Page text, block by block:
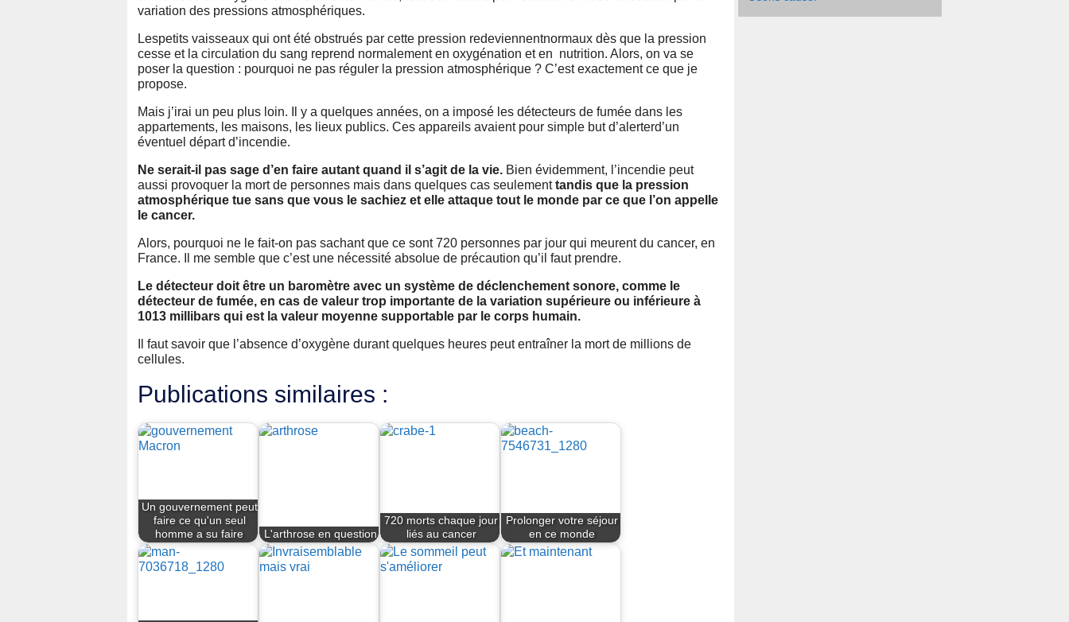
variation des pressions atmosphériques.
Lespetits vaisseaux qui ont été obstrués par cette pression redeviennentnormaux dès que la pression
cesse et la circulation du sang reprend normalement en oxygénation et en nutrition. Alors, on va se
poser la question : pourquoi ne pas réguler la pression atmosphérique ? C’est exactement ce que je
propose.
Mais j’irai un peu plus loin. Il y a quelques années, on a imposé les détecteurs de fumée dans les
appartements, les maisons, les lieux publics. Ces appareils avaient pour simple but d’alerterd’un
éventuel départ d’incendie.
Ne serait-il pas sage d’en faire autant quand il s’agit de la vie. Bien évidemment, l’incendie peut
aussi provoquer la mort de personnes mais dans quelques cas seulementtandis que la pression
atmosphérique tue sans que vous le sachiez et elle attaque tout le monde par ce que l’on appelle
le cancer.
Alors, pourquoi ne le fait-on pas sachant que ce sont 720 personnes par jour qui meurent du cancer, en
France. Il me semble que c’est une nécessité absolue de précaution qu’il faut prendre.
Le détecteur doit être un baromètre avec un système de déclenchement sonore, comme le
détecteur de fumée, en cas de valeur trop importante de la variation supérieure ou inférieure à
1013 millibars qui est la valeur moyenne supportable par le corps humain.
Il faut savoir que l’absence d’oxygène durant quelques heures peut entraîner la mort de millions de
cellules.
Publications similaires :
Un gouvernement peut
faire ce qu'un seul
homme a su faire
L'arthrose en question
720 morts chaque jour
liés au cancer
Prolonger votre séjour
en ce monde